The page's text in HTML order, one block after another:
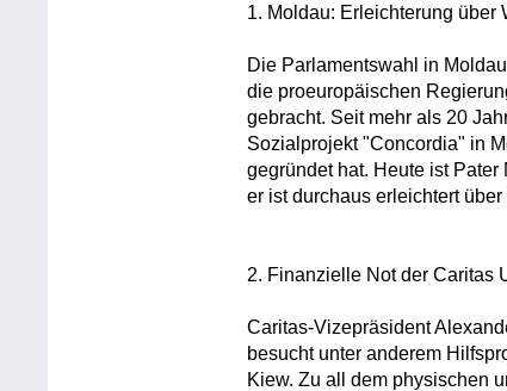
1. Moldau: Erleichterung über
Die Parlamentswahl in
die proeuropäischen
gebracht. Seit mehr als 20
Sozialprojekt "Concordia" in
gegründet hat. Heute ist
er ist durchaus erleichtert
2. Finanzielle Not der Caritas
Caritas-Vizepräsident
besucht unter anderem
Kiew. Zu all dem physischen